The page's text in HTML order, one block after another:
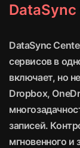
DataSync
сервисов в
включает, но
Dropbox,
записей.
мгновенного и